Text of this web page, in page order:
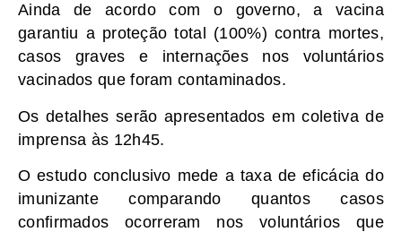
Ainda de acordo com o governo, a vacina
garantiu a proteção total (100%) contra mortes,
casos graves e internações nos voluntários
vacinados que foram contaminados.
Os detalhes serão apresentados em coletiva de
imprensa às 12h45.
O estudo conclusivo mede a taxa de eficácia do
imunizante comparando quantos casos
confirmados ocorreram nos voluntários que